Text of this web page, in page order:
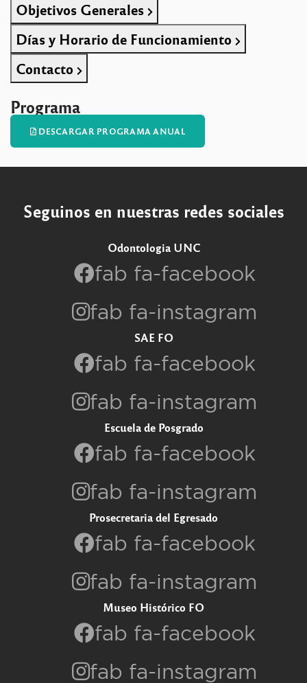
Objetivos Generales
Días y Horario de Funcionamiento
Contacto
Programa
DESCARGAR PROGRAMA ANUAL
Seguinos en nuestras redes sociales
Odontologia UNC
fab fa-facebook
fab fa-instagram
SAE FO
fab fa-facebook
fab fa-instagram
Escuela de Posgrado
fab fa-facebook
fab fa-instagram
Prosecretaria del Egresado
fab fa-facebook
fab fa-instagram
Museo Histórico FO
fab fa-facebook
fab fa-instagram